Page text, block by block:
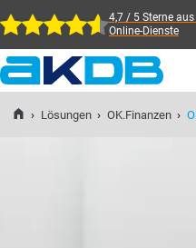
4,7 / 5 Sterne
Online-Dienste
AKDB Anstalt für
Kommunale
Newsroom
› Lösungen › OK.Finanzen ›